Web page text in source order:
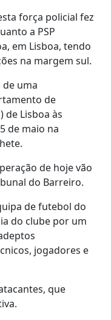
força policial fez
a PSP
em Lisboa, tendo
na margem sul.
uma
de
de Lisboa às
de maio na
de hoje vão
do Barreiro.
de futebol do
do clube por um
jogadores e
que